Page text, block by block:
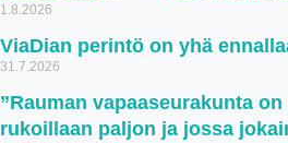
1.8.2026
ViaDian perintö on yhä
31.7.2026
”Rauman vapaaseurakunta
rukoillaan paljon ja jossa